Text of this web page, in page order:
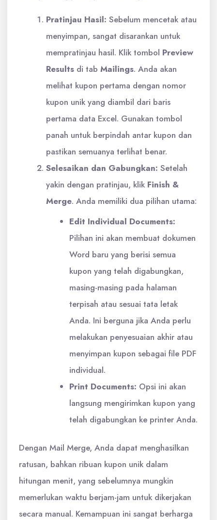
Pratinjau Hasil: Sebelum mencetak atau
menyimpan, sangat disarankan untuk
mempratinjau hasil. Klik tombol Preview
Results di tab Mailings. Anda akan
melihat kupon pertama dengan nomor
kupon unik yang diambil dari baris
pertama data Excel. Gunakan tombol
panah untuk berpindah antar kupon dan
pastikan semuanya terlihat benar.
Selesaikan dan Gabungkan: Setelah
yakin dengan pratinjau, klik Finish &
Merge. Anda memiliki dua pilihan utama:
Edit Individual Documents:
Pilihan ini akan membuat dokumen
Word baru yang berisi semua
kupon yang telah digabungkan,
masing-masing pada halaman
terpisah atau sesuai tata letak
Anda. Ini berguna jika Anda perlu
melakukan penyesuaian akhir atau
menyimpan kupon sebagai file PDF
individual.
Print Documents: Opsi ini akan
langsung mengirimkan kupon yang
telah digabungkan ke printer Anda.
Dengan Mail Merge, Anda dapat menghasilkan
ratusan, bahkan ribuan kupon unik dalam
hitungan menit, yang sebelumnya mungkin
memerlukan waktu berjam-jam untuk dikerjakan
secara manual. Kemampuan ini sangat berharga